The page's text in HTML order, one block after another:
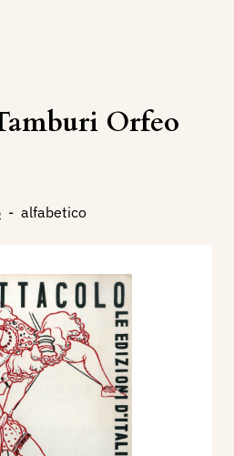
Orfeo
- alfabetico